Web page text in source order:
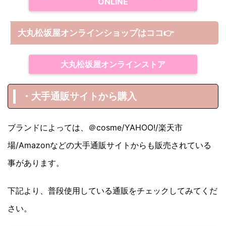
大丸松坂屋オンラインショップはココ👉
大丸松坂屋オンラインストア
・大手通販サイトから購入
ブランドによっては、＠cosme/YAHOO!/楽天市
場/Amazonなどの大手通販サイトからも販売されている
事があります。
下記より、普段使用している通販をチェックしてみてくだ
さい。